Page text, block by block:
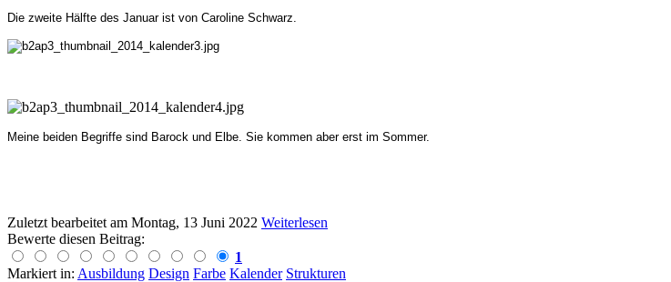
Die zweite Hälfte des Januar ist von Caroline Schwarz.
Meine beiden Begriffe sind Barock und Elbe. Sie kommen aber erst im Sommer.
Zuletzt bearbeitet am Montag, 13 Juni 2022 Weiterlesen
Bewerte diesen Beitrag:
1
Markiert in: Ausbildung Design Farbe Kalender Strukturen